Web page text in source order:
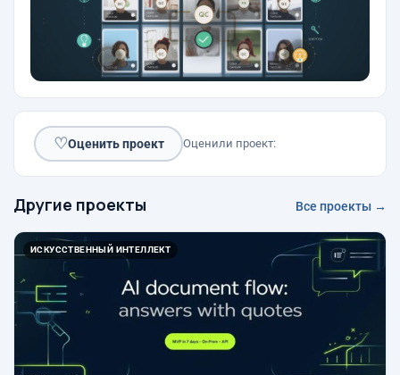
♡Оценить проект Оценили проект:
Другие проекты Все проекты →
ИСКУССТВЕННЫЙ ИНТЕЛЛЕКТ